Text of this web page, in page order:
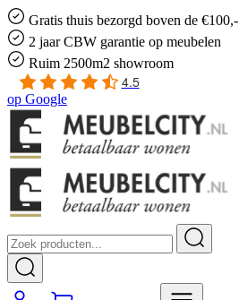
Gratis thuis bezorgd boven de €100,-
2 jaar CBW garantie op meubelen
Ruim 2500m2 showroom
4.5
op Google